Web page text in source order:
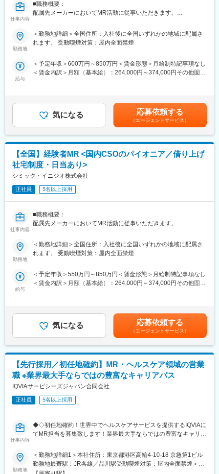
資を行っています。自己成長意欲を尊重し、業務直結の研修だけ
でなく、変化する時代に対応するビジネススキル習得も含め階層
行っています。
できる制度があります。社員と社員のご家族が安心し、仕事もプ
ライベートも充実して活躍できるよう、福利厚生制度を整備して
ラスの借り上げ社宅制度や単身赴任のサポート制度を導入し、そ
の利用率も高水準となっています。
■社内認定資格制度
製薬企業での開発パイプラインの変化にともない、当社において
はオンコロジーをはじめスペシャリティ領域のプロジェクトが増
加しています。またスペシャリティ領域については社員の関心も
高く、これに応えるべく専門性の高い人財を育成するための社内
認定資格制度を設けています。現在はオンコロジー分野で「血液
仕事内容
■職務概要：
配属先メーカーにおいてMR活動に従事いただきます。
■新薬プロジェクト95％超／常時60以上のプロジェクトが稼働
プロジェクトの数やバリエーションはキャリア形成に直結するた
業規模、製品領域などのバランスを考慮しながら、常時60以上の
プロジェクトが稼働しています。
■年齢も経験も多様な人財が活躍
シミック・イニジオはほぼ全員が中途採用です。それぞれ異なる
バックグラウンドを持ち、その経験を活かして活動しています。
社員の年齢分布も幅広く、20代～60代まで在籍しています。社員
の経験の多様性は、変革期にある製薬業界にあって、私たちの事
業を支える重要な要素です。
■人財育成への積極投資
シミック・イニジオにとってサービス品質の源泉となるのは人財
資を行っています。自己成長意欲を尊重し、業務直結の研修だけ
でなく、変化する時代に対応するビジネススキル習得も含め階層
行っています。
できる制度があります。社員と社員のご家族が安心し、仕事もプ
ライベートも充実して活躍できるよう、福利厚生制度を整備して
ラスの借り上げ社宅制度や単身赴任のサポート制度を導入し、そ
の利用率も高水準となっています。
■社内認定資格制度
製薬企業での開発パイプラインの変化にともない、当社において
はオンコロジーをはじめスペシャリティ領域のプロジェクトが増
加しています。またスペシャリティ領域については社員の関心も
高く、これに応えるべく専門性の高い人財を育成するための社内
認定資格制度を設けています。現在はオンコロジー分野で「血液
勤務地
＜勤務地詳細＞全国住所：入社後に全国いずれかの地域に配属さ
れます。 受動喫煙対策：屋内全面禁煙
給与
＜予定年収＞600万円～850万円＜賃金形態＞月給制特記事項なし
＜賃金内訳＞月額（基本給）：264,000円～374,000円その他固定
を全額支給 ■賞与年2回（昨年度実績4.2ヶ月）、報酬改定年1回■
全国勤務が可能な方は、初回給与時に30万円の一時金を支給賃金
はあくまでも目安の金額であり、選考を通じて上下する可能性が
あります。月給(月額)は固定手当を含めた表記です。
気になる 応募依頼する
（エージェントサービス）
【全国】経験者MR <国内CSOのパイオニア／借り上げ
社宅制度・日当あり>
シミック・イニジオ株式会社
正社員 5名以上採用
仕事内容
■職務概要：
配属先メーカーにおいてMR活動に従事いただきます。
■新薬プロジェクト95％超／常時60以上のプロジェクトが稼働
プロジェクトの数やバリエーションはキャリア形成に直結するた
業規模、製品領域などのバランスを考慮しながら、常時60以上の
プロジェクトが稼働しています。
■年齢も経験も多様な人財が活躍
シミック・イニジオはほぼ全員が中途採用です。それぞれ異なる
バックグラウンドを持ち、その経験を活かして活動しています。
社員の年齢分布も幅広く、20代～60代まで在籍しています。社員
の経験の多様性は、変革期にある製薬業界にあって、私たちの事
業を支える重要な要素です。
■人財育成への積極投資
シミック・イニジオにとってサービス品質の源泉となるのは人財
資を行っています。自己成長意欲を尊重し、業務直結の研修だけ
でなく、変化する時代に対応するビジネススキル習得も含め階層
行っています。
■家族も安心な手厚い福利厚生
勤務地
＜勤務地詳細＞全国住所：入社後に全国いずれかの地域に配属さ
れます。 受動喫煙対策：屋内全面禁煙
給与
＜予定年収＞550万円～850万円＜賃金形態＞月給制特記事項なし
＜賃金内訳＞月額（基本給）：264,000円～374,000円その他固定
を全額支給 ■賞与年2回（昨年度実績4.2ヶ月）、報酬改定年1回■
全国勤務が可能な方は、初回給与時に30万円の一時金を支給賃金
はあくまでも目安の金額であり、選考を通じて上下する可能性が
あります。月給(月額)は固定手当を含めた表記です。
気になる 応募依頼する
（エージェントサービス）
【先行採用／初任地確約】MR・ヘルスケア領域の営業
職 ※業界最大手ならではの豊富なキャリアパス
IQVIAサービシーズジャパン合同会社
正社員 5名以上採用
仕事内容
◆◇初任地確約！世界中でヘルスケアサービスを提供するIQVIAに
てMR担当を募集致します！業界最大手ならではの豊富なキャリア
■具体的な業務詳細
国内トップクラスのプロジェクト受託実績を誇る当社の一員とし
勤務地
＜勤務地詳細1＞本社住所：東京都港区高輪4-10-18 京急第1ビル
勤務地最寄駅：JR各線／品川駅受動喫煙対策：屋内全面禁煙＜勤
務地詳細2＞全国住所：全国 ※希望勤務地はアドバイザーにお伝